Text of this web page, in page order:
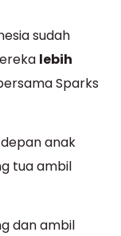
sudah
lebih
Sparks
anak
tua ambil
dan ambil